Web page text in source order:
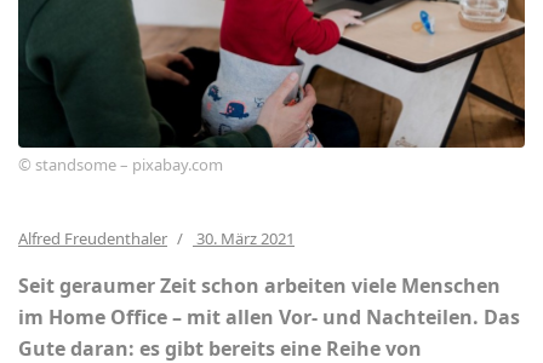
© standsome – pixabay.com
Alfred Freudenthaler 30. März 2021
Seit geraumer Zeit schon arbeiten viele Menschen
im Home Office – mit allen Vor- und Nachteilen. Das
Gute daran: es gibt bereits eine Reihe von